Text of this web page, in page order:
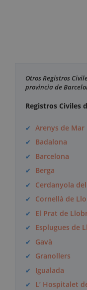
Otros Registros
provincia de
Registros Civiles
Arenys de Mar
Badalona
Barcelona
Berga
Cerdanyola
Cornellà de
El Prat de
Esplugues de
Gavà
Granollers
Igualada
L’ Hospitalet